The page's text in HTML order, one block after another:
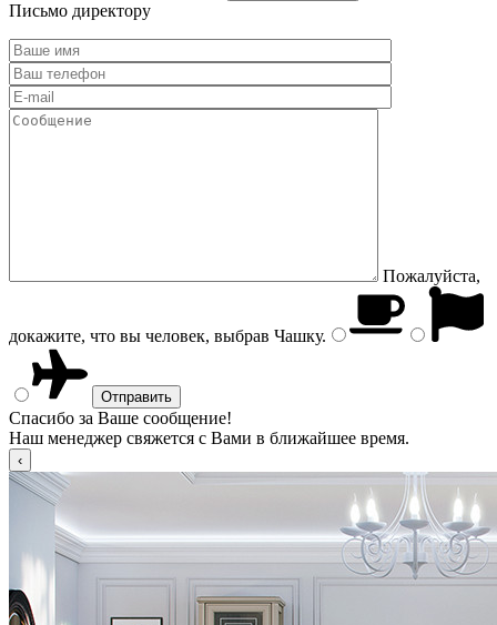
Письмо директору
Пожалуйста,
докажите, что вы человек, выбрав Чашку.
Спасибо за Ваше сообщение!
Наш менеджер свяжется с Вами в ближайшее время.